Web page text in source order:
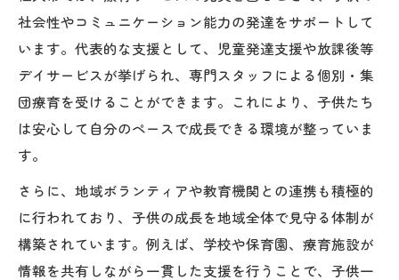
割
子育てしやすい佐久市の地域サポート体制
佐久市療育を通じた子供の自己肯定感向上
佐久市療育が子供の自己肯定感を育む理由
子育て支援で伸ばす自己肯定感のポイント
療育と子育てが繋ぐ自己肯定感アップ法
佐久市療育支援センターの取り組みを紹介
社会性やコミュニケーション能力の発達をサポートして
います。代表的な支援として、児童発達支援や放課後等
デイサービスが挙げられ、専門スタッフによる個別・集
団療育を受けることができます。これにより、子供たち
は安心して自分のペースで成長できる環境が整っていま
す。
さらに、地域ボランティアや教育機関との連携も積極的
に行われており、子供の成長を地域全体で見守る体制が
構築されています。例えば、学校や保育園、療育施設が
情報を共有しながら一貫した支援を行うことで、子供一